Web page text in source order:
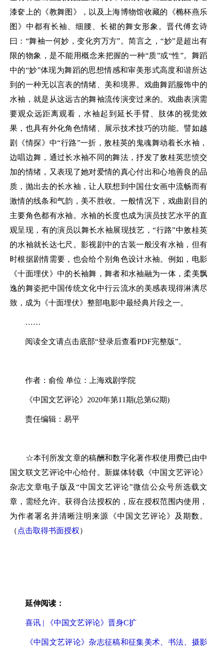
漆奁上的《教舞图》，以及上海博物馆收藏的《椭杯燕乐
图》中都有长袖、细腰、长裙的舞女形象。晋代傅玄诗
曰：“舞袖一何妙，变化穷万方”。简言之，“妙”是超出有
限的物象，是不能用概念来把握的一种“质”或“性”。舞蹈
中的“妙”体现为舞蹈的思想情感和审美形式高度和谐所达
到的一种无以言表的情绪、美和境界。戏曲舞蹈服饰中的
水袖，就是从这远古的舞袖流传演变过来的。戏曲表演需
要观众远距离观看，水袖起到延长手臂、肢体的视觉效
果，也具有外化角色情绪、展示技术技巧的功能。譬如越
剧《情探》中“行路”一折，敫桂英的鬼魂舞动着长水袖，
边唱边舞，通过长水袖不同的舞法，抒发了敫桂英悲愤交
加的情绪，又表现了她对爱情的真心付出和心地善良的品
质，抛出去的长水袖，让人联想到中国仕女画中流畅而有
激情的线条和气韵，美不胜收。一般情况下，戏曲剧目的
主要角色都有水袖。水袖的长度也成为演员技艺水平的直
观呈现，有的演员以舞长水袖展现技艺，“行路”中敫桂英
的水袖就长达七尺。影视剧中的古装一般没有水袖，但有
时根据剧情需要，也会给个别角色设计水袖。例如，电影
《十面埋伏》中的长袖舞，舞者和水袖融为一体，柔美飘
逸的舞姿把中国传统文化中行云流水的美感表现得淋漓尽
致，成为《十面埋伏》整部电影中最经典片段之一。
……
阅读全文请点击底部“登录后查看PDF完整版”。
作者：俞俭 单位：上海戏剧学院
《中国文艺评论》2020年第11期(总第62期)
责任编辑：易平
☆本刊所发文章的稿酬和数字化著作权使用费已由中
国文联文艺评论中心给付。新媒体转载《中国文艺评论》
杂志文章电子版及“中国文艺评论”微信公众号所选载文
章，需经允许。获得合法授权的，应在授权范围内使用，
为作者署名并清晰注明来源《中国文艺评论》及期数。
（ 点击取得书面授权）
延伸阅读：
喜讯 | 《中国文艺评论》晋身C扩
《中国文艺评论》杂志征稿和征集美术、书法、摄影